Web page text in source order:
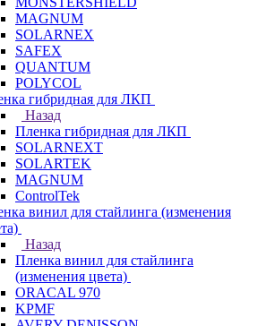
MAGNUM
SOLARNEX
SAFEX
QUANTUM
POLYCOL
гибридная для ЛКП
Назад
Пленка гибридная для ЛКП
SOLARNEXT
SOLARTEK
MAGNUM
ControlTek
винил для стайлинга (изменения
Назад
Пленка винил для стайлинга
(изменения цвета)
ORACAL 970
KPMF